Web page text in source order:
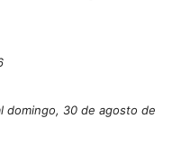
domingo, 30 de agosto de